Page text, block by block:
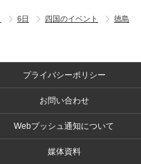
6日 四国のイベント
徳島
プライバシーポリシー
お問い合わせ
Webプッシュ通知について
媒体資料